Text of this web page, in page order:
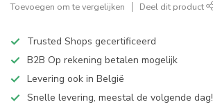
Toevoegen om te vergelijken Deel dit product
Trusted Shops gecertificeerd
B2B Op rekening betalen mogelijk
Levering ook in België
Snelle levering, meestal de volgende dag!